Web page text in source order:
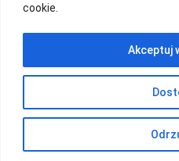
cookie.
Akceptuj
FUNDACJA